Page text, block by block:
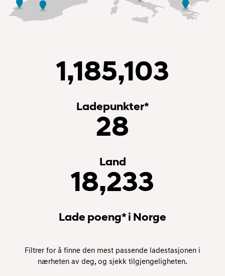
1,185,103
Ladepunkter*
28
Land
18,233
Lade poeng* i Norge
Filtrer for å finne den mest passende ladestasjonen i
nærheten av deg, og sjekk tilgjengeligheten.